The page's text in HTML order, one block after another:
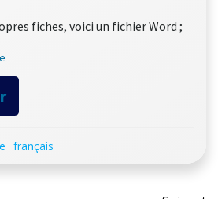
fiches, voici un fichier Word ;
français